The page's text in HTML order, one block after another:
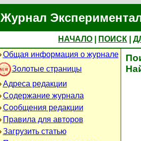
Журнал
НАЧАЛО ПОИСК
Общая информация о журнале
Золотые страницы
Адреса редакции
Содержание журнала
Сообщения редакции
Правила для авторов
Загрузить статью